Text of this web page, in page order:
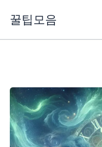
꿀팁모음